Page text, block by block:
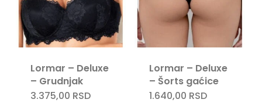
Lormar – Deluxe
– Grudnjak
3.375,00 RSD
Lormar – Deluxe
– Šorts gaćice
1.640,00 RSD